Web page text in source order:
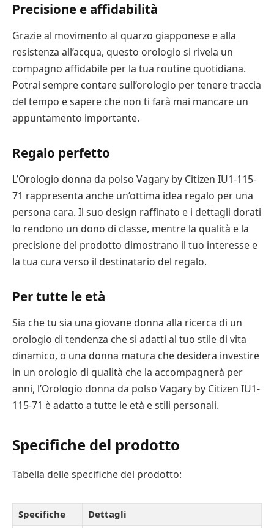
Precisione e affidabilità
Grazie al movimento al quarzo giapponese e alla
resistenza all’acqua, questo orologio si rivela un
compagno affidabile per la tua routine quotidiana.
Potrai sempre contare sull’orologio per tenere traccia
del tempo e sapere che non ti farà mai mancare un
appuntamento importante.
Regalo perfetto
L’Orologio donna da polso Vagary by Citizen IU1-115-
71 rappresenta anche un’ottima idea regalo per una
persona cara. Il suo design raffinato e i dettagli dorati
lo rendono un dono di classe, mentre la qualità e la
precisione del prodotto dimostrano il tuo interesse e
la tua cura verso il destinatario del regalo.
Per tutte le età
Sia che tu sia una giovane donna alla ricerca di un
orologio di tendenza che si adatti al tuo stile di vita
dinamico, o una donna matura che desidera investire
in un orologio di qualità che la accompagnerà per
anni, l’Orologio donna da polso Vagary by Citizen IU1-
115-71 è adatto a tutte le età e stili personali.
Specifiche del prodotto
Tabella delle specifiche del prodotto:
Specifiche
Dettagli